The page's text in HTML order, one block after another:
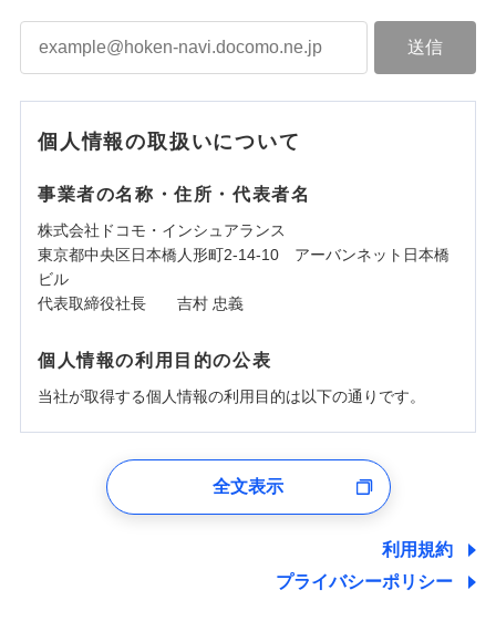
個人情報の取扱いについて
事業者の名称・住所・代表者名
株式会社ドコモ・インシュアランス
東京都中央区日本橋人形町2-14-10 アーバンネット日本橋
ビル
代表取締役社長 吉村 忠義
個人情報の利用目的の公表
当社が取得する個人情報の利用目的は以下の通りです。
ユーザー登録受付および、管理のため
しくは委託を受けている保険会社・提携会社の保険その他に
関する情報を提供し、金融商品等の契約を勧奨するため、ま
た維持管理等の委託業務遂行のため、またそれらに付帯、関
全文表示
利用規約
プライバシーポリシー